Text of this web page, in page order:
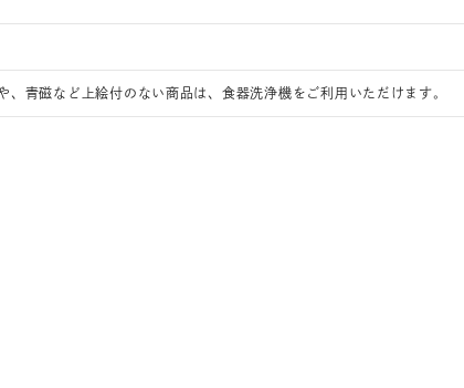
、青磁など上絵付のない商品は、食器洗浄機をご利用いただけます。